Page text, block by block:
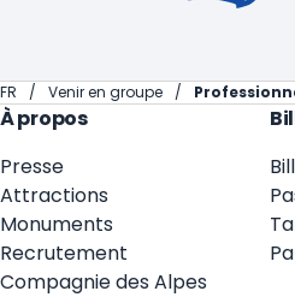
FR Venir en groupe
À propos
Presse
Attractions
Monuments
Recrutement
Compagnie des Alpes